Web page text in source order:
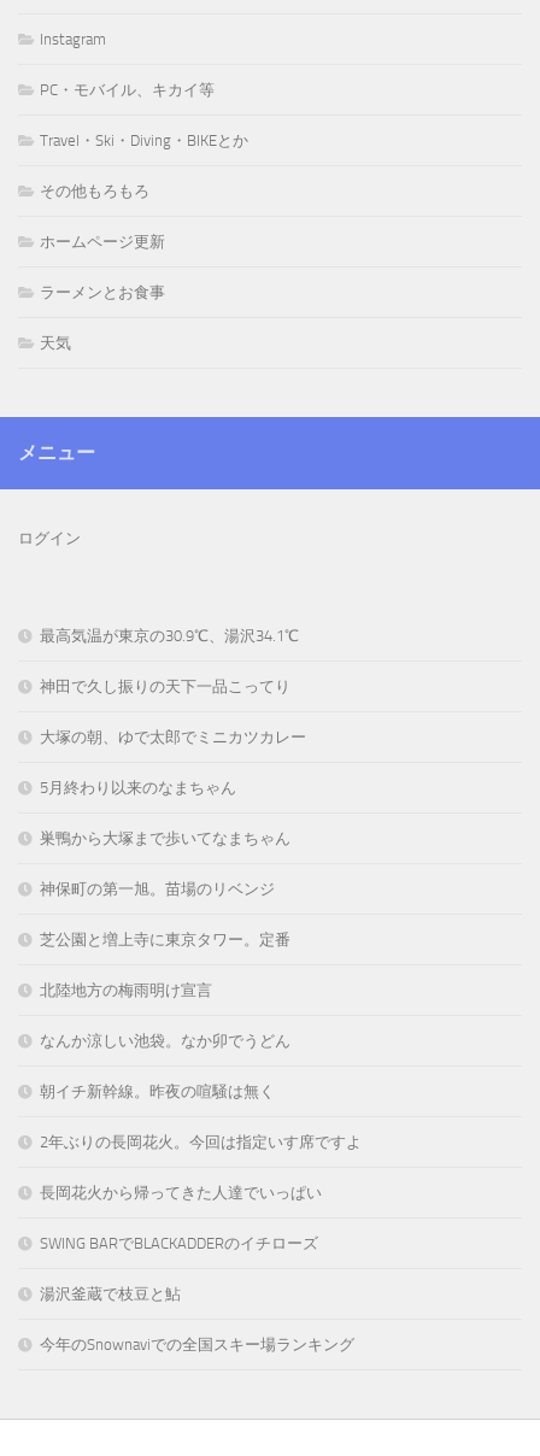
Instagram
PC・モバイル、キカイ等
Travel・Ski・Diving・BIKEとか
その他もろもろ
ホームページ更新
ラーメンとお食事
天気
メニュー
ログイン
最高気温が東京の30.9℃、湯沢34.1℃
神田で久し振りの天下一品こってり
大塚の朝、ゆで太郎でミニカツカレー
5月終わり以来のなまちゃん
巣鴨から大塚まで歩いてなまちゃん
神保町の第一旭。苗場のリベンジ
芝公園と増上寺に東京タワー。定番
北陸地方の梅雨明け宣言
なんか涼しい池袋。なか卯でうどん
朝イチ新幹線。昨夜の喧騒は無く
2年ぶりの長岡花火。今回は指定いす席ですよ
長岡花火から帰ってきた人達でいっぱい
SWING BARでBLACKADDERのイチローズ
湯沢釜蔵で枝豆と鮎
今年のSnownaviでの全国スキー場ランキング